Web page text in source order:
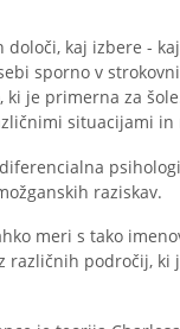
kaj izbere -
sporno v
je primerna za
situacijami
raziskav.
meri s tako
različnih področij,